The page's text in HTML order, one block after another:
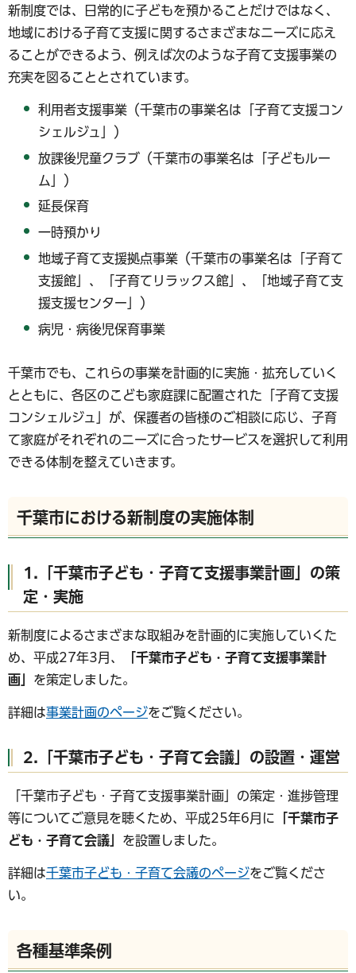
新制度では、日常的に子どもを預かることだけではなく、
地域における子育て支援に関するさまざまなニーズに応え
ることができるよう、例えば次のような子育て支援事業の
充実を図ることとされています。
利用者支援事業（千葉市の事業名は「子育て支援コン
シェルジュ」）
放課後児童クラブ（千葉市の事業名は「子どもルー
ム」）
延長保育
一時預かり
地域子育て支援拠点事業（千葉市の事業名は「子育て
支援館」、「子育てリラックス館」、「地域子育て支
援支援センター」）
病児・病後児保育事業
千葉市でも、これらの事業を計画的に実施・拡充していく
とともに、各区のこども家庭課に配置された「子育て支援
コンシェルジュ」が、保護者の皆様のご相談に応じ、子育
て家庭がそれぞれのニーズに合ったサービスを選択して利用
できる体制を整えていきます。
千葉市における新制度の実施体制
1.「千葉市子ども・子育て支援事業計画」の策
定・実施
新制度によるさまざまな取組みを計画的に実施していくた
め、平成27年3月、
「千葉市子ども・子育て支援事業計
画」 を策定しました。
詳細は事業計画のページをご覧ください。
2.「千葉市子ども・子育て会議」の設置・運営
「千葉市子ども・子育て支援事業計画」の策定・進捗管理
等についてご意見を聴くため、平成25年6月に 「千葉市子
ども・子育て会議」 を設置しました。
詳細は千葉市子ども・子育て会議のページをご覧くださ
い。
各種基準条例